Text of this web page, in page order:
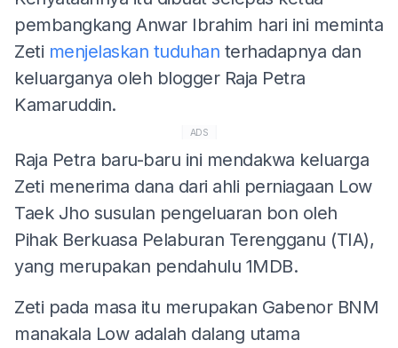
pembangkang Anwar Ibrahim hari ini meminta
Zeti menjelaskan tuduhan terhadapnya dan
keluarganya oleh blogger Raja Petra
Kamaruddin.
ADS
Raja Petra baru-baru ini mendakwa keluarga
Zeti menerima dana dari ahli perniagaan Low
Taek Jho susulan pengeluaran bon oleh
Pihak Berkuasa Pelaburan Terengganu (TIA),
yang merupakan pendahulu 1MDB.
Zeti pada masa itu merupakan Gabenor BNM
manakala Low adalah dalang utama